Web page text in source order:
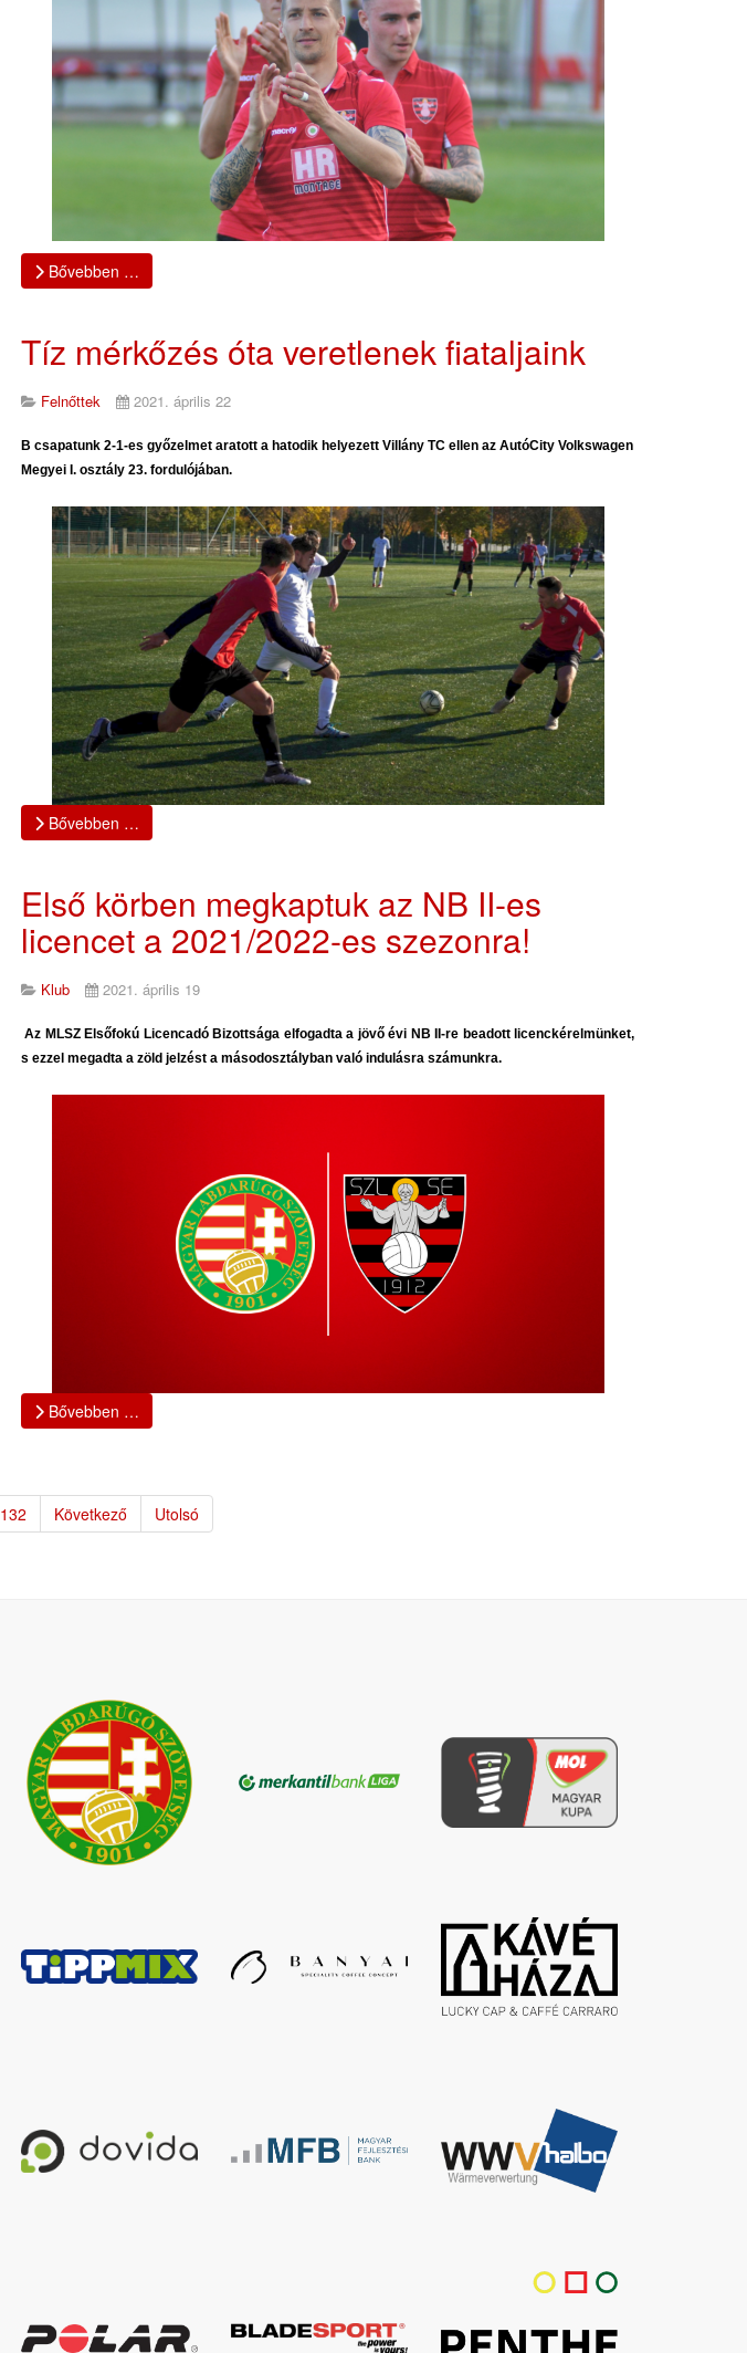
Bővebben …
Tíz mérkőzés óta veretlenek fiataljaink
Felnőttek 2021. április 22
B csapatunk 2-1-es győzelmet aratott a hatodik helyezett Villány TC ellen az AutóCity Volkswagen
Megyei I. osztály 23. fordulójában.
Bővebben …
Első körben megkaptuk az NB II-es
licencet a 2021/2022-es szezonra!
Klub 2021. április 19
Az MLSZ Elsőfokú Licencadó Bizottsága elfogadta a jövő évi NB II-re beadott licenckérelmünket,
s ezzel megadta a zöld jelzést a másodosztályban való indulásra számunkra.
Bővebben …
132 Következő Utolsó